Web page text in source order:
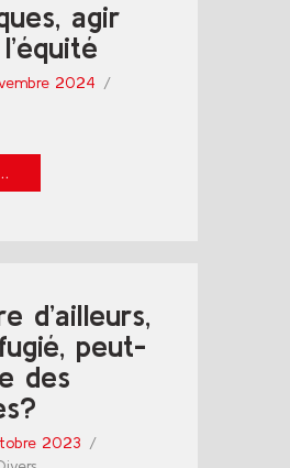
agir
2024
d’ailleurs,
peut-
des
2023